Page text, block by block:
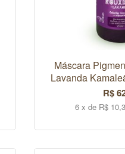
Máscara
Lavanda
R$
6 x de R$